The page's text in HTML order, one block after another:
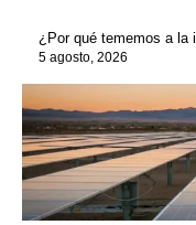
¿Por qué tememos a la
5 agosto, 2026